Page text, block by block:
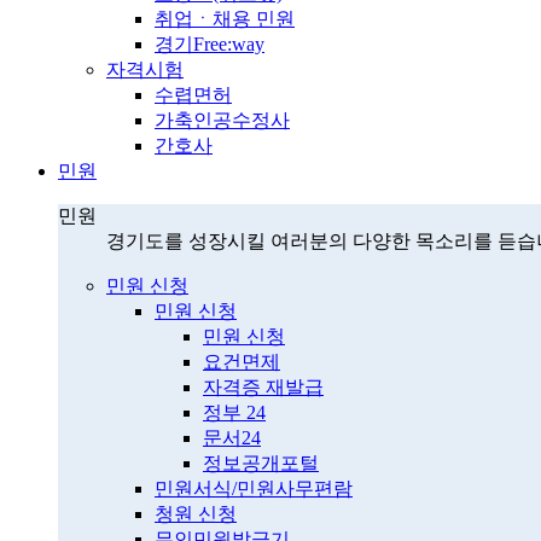
취업ㆍ채용 민원
경기Free:way
자격시험
수렵면허
가축인공수정사
간호사
민원
민원
경기도를 성장시킬 여러분의 다양한 목소리를 듣습
민원 신청
민원 신청
민원 신청
요건면제
자격증 재발급
정부 24
문서24
정보공개포털
민원서식/민원사무편람
청원 신청